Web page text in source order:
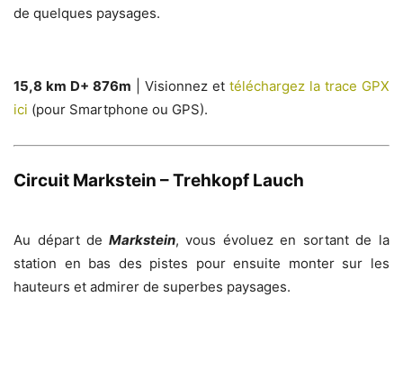
de quelques paysages.
15,8 km D+ 876m | Visionnez et téléchargez la trace GPX
ici (pour Smartphone ou GPS).
Circuit Markstein – Trehkopf Lauch
Au départ de Markstein, vous évoluez en sortant de la
station en bas des pistes pour ensuite monter sur les
hauteurs et admirer de superbes paysages.